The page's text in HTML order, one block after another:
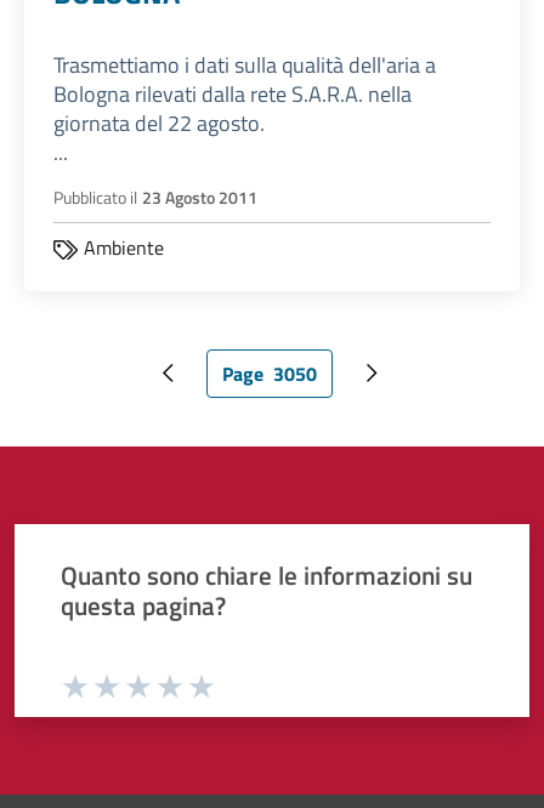
Trasmettiamo i dati sulla qualità dell'aria a
Bologna rilevati dalla rete S.A.R.A. nella
giornata del 22 agosto.
...
Pubblicato il 23 Agosto 2011
Ambiente
Pagina precedentePagina attuale
Page 3050 Pagina successiva
Quanto sono chiare le informazioni su
questa pagina?
Valuta da 1 a 5 stelle la paginaValuta 4 stelle su 5
Valuta 3 stelle su 5
Valuta 2 stelle su 5
Valuta 1 stelle su 5